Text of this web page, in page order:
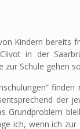
Kindern bereits
in der
zur Schule gehen
der
ich, wenn ich